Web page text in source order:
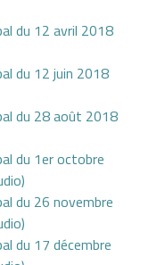
du 12 avril 2018
du 12 juin 2018
du 28 août 2018
du 1er octobre
du 26 novembre
du 17 décembre